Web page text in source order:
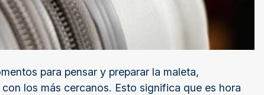
para pensar y preparar la maleta,
los más cercanos. Esto significa que es hora